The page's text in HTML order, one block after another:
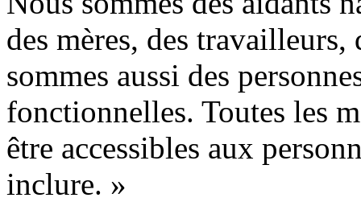
des mères, des
sommes aussi des
fonctionnelles. Toutes les
être accessibles aux
inclure. »